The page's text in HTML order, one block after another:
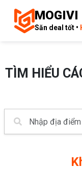
MOGIVI
Săn deal tốt •
TÌM HIỂU